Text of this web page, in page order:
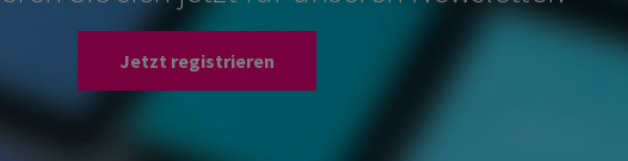
Jetzt registrieren